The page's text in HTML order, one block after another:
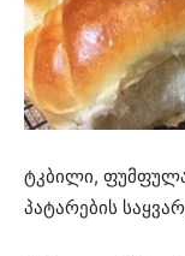
ტკბილი,
პატარების